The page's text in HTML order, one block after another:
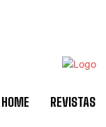
HOME REVISTAS